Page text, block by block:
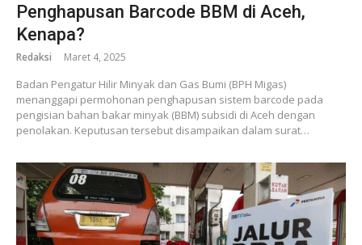
Penghapusan Barcode BBM di Aceh,
Kenapa?
Redaksi Maret 4, 2025
Badan Pengatur Hilir Minyak dan Gas Bumi (BPH Migas)
menanggapi permohonan penghapusan sistem barcode pada
pengisian bahan bakar minyak (BBM) subsidi di Aceh dengan
penolakan. Keputusan tersebut disampaikan dalam surat…